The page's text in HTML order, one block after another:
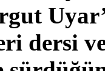
dersi